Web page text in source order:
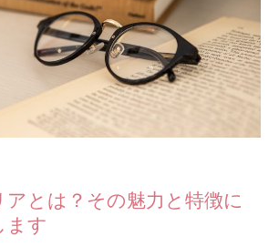
とは？その魅力と特徴に
ます